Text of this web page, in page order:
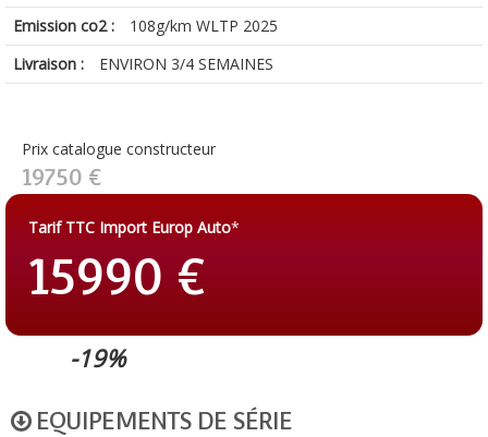
Emission co2 :
108g/km WLTP 2025
Livraison :
ENVIRON 3/4 SEMAINES
Prix catalogue constructeur
19750 €
Tarif TTC Import Europ Auto*
15990 €
-19%
EQUIPEMENTS DE SÉRIE